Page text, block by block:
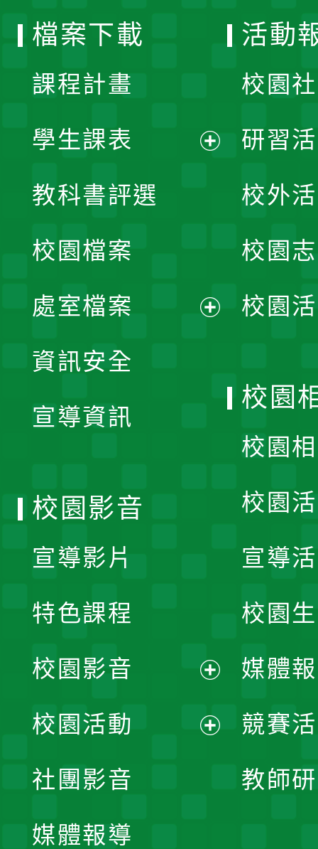
檔案下載
課程計畫
學生課表
單
教科書評選
校園檔案
處室檔案
資訊安全
宣導資訊
活動
校園
研習
校外
校園
校園
校園
校園
校園
宣導
校園
媒體
競賽
教師
校園影音
宣導影片
特色課程
校園影音
開
校園活動
社團影音
媒體報導